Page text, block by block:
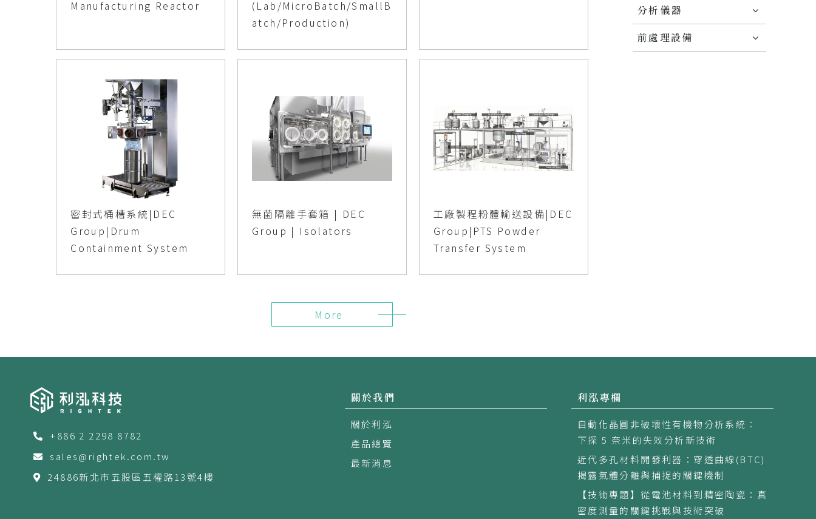
分析儀器
前處理設備
Manufacturing Reactor
(Lab/MicroBatch/SmallB
atch/Production)
密封式桶槽系統|DEC
Group|Drum
Containment System
無菌隔離手套箱 | DEC
Group | Isolators
工廠製程粉體輸送設備|DEC
Group|PTS Powder
Transfer System
More
關於我們
關於利泓
產品總覽
最新消息
利泓專欄
自動化晶圓非破壞性有機物分析系統：
下探 5 奈米的失效分析新技術
近代多孔材料開發利器：穿透曲線(BTC)
揭露氣體分離與捕捉的關鍵機制
【技術專題】從電池材料到精密陶瓷：真
密度測量的關鍵挑戰與技術突破
+886 2 2298 8782
sales@rightek.com.tw
24886新北市五股區五權路13號4樓